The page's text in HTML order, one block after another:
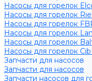
Насосы для горелок
Насосы для горелок
Насосы для горелок
Насосы для горелок
Насосы для горелок
Насосы для горелок
Запчасти для насосов
Запчасти для насосов
Запчасти насосов для